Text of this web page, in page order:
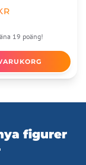
19 poäng!
figurer